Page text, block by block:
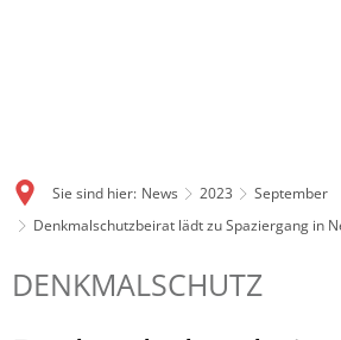
Sie sind hier: News 2023
September
Denkmalschutzbeirat lädt zu Spaziergang in
DENKMALSCHUTZ